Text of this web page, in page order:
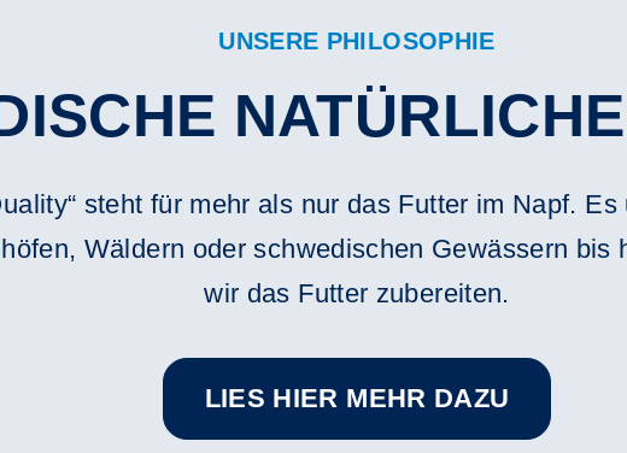
UNSERE PHILOSOPHIE
steht für mehr als nur das Futter im Napf.
Wäldern oder schwedischen Gewässern bis
wir das Futter zubereiten.
LIES HIER MEHR DAZU